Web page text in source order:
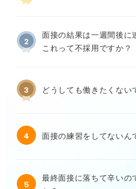
2
面接の結果は一週間後に
これって不採用ですか？
3 どうしても働きたくない
4 面接の練習をしてないん
5
最終面接に落ちて辛いの